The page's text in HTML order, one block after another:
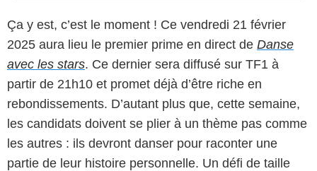
Ça y est, c’est le moment ! Ce vendredi 21 février
2025 aura lieu le premier prime en direct de Danse
avec les stars. Ce dernier sera diffusé sur TF1 à
partir de 21h10 et promet déjà d’être riche en
rebondissements. D’autant plus que, cette semaine,
les candidats doivent se plier à un thème pas comme
les autres : ils devront danser pour raconter une
partie de leur histoire personnelle. Un défi de taille